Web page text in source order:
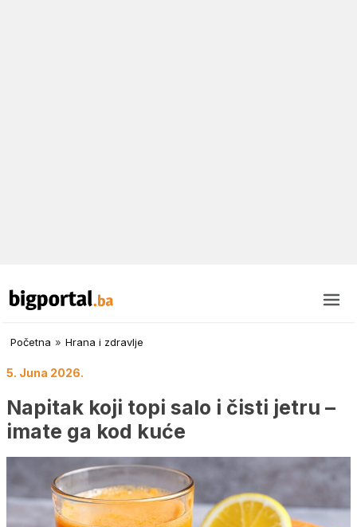
Početna » Hrana i zdravlje
5. Juna 2026.
Napitak koji topi salo i čisti jetru –
imate ga kod kuće